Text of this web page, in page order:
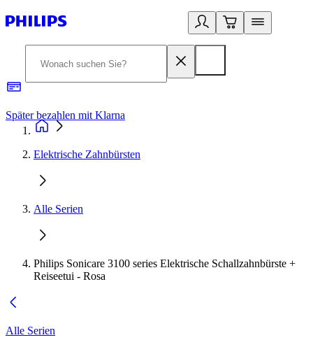
Später bezahlen mit Klarna
Elektrische Zahnbürsten
Alle Serien
Philips Sonicare 3100 series Elektrische Schallzahnbürste +
Reiseetui - Rosa
Alle Serien